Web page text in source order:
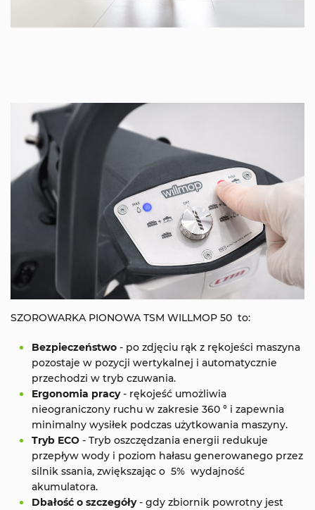
SZOROWARKA PIONOWA TSM WILLMOP 50 to:
Bezpieczeństwo - po zdjęciu rąk z rękojeści maszyna
pozostaje w pozycji wertykalnej i automatycznie
przechodzi w tryb czuwania.
Ergonomia pracy- rękojeść umożliwia
nieograniczony ruchu w zakresie 360 ° i zapewnia
minimalny wysiłek podczas użytkowania maszyny.
Tryb ECO - Tryb oszczędzania energii redukuje
przepływ wody i poziom hałasu generowanego przez
silnik ssania, zwiększając o 5% wydajność
akumulatora.
Dbałość o szczegóły- gdy zbiornik powrotny jest